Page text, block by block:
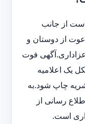
است از جانب
از دوستان و
فوت
یک اعلامیه
چاپ شود.به
رسانی از
است.